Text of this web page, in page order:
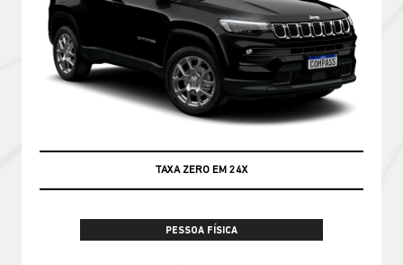
TAXA ZERO EM 24X
PESSOA FÍSICA